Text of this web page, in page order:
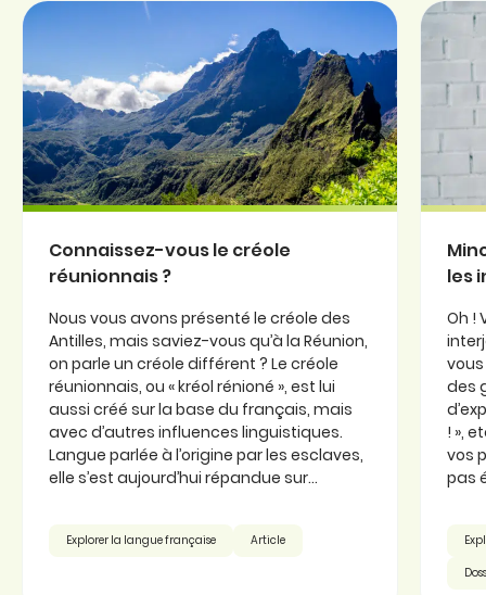
Connaissez-vous le créole
réunionnais ?
Nous vous avons présenté le créole des
Antilles, mais saviez-vous qu’à la Réunion,
on parle un créole différent ? Le créole
réunionnais, ou « kréol rénioné », est lui
aussi créé sur la base du français, mais
avec d’autres influences linguistiques.
Langue parlée à l’origine par les esclaves,
elle s’est aujourd’hui répandue sur...
Explorer la langue française Article
les
Oh !
des
! »,
vos
pas